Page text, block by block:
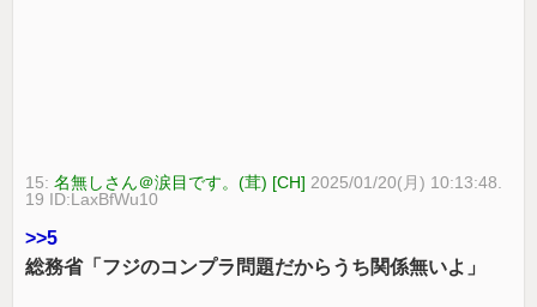
15:名無しさん＠涙目です。(茸) [CH] 2025/01/20(月) 10:13:48.
19 ID:LaxBfWu10
>>5
総務省「フジのコンプラ問題だからうち関係無いよ」